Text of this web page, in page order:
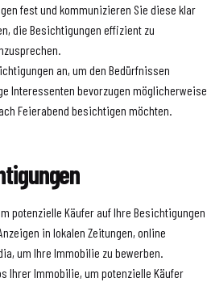
fest und kommunizieren Sie diese klar
die Besichtigungen effizient zu
an, um den Bedürfnissen
Interessenten bevorzugen möglicherweise
Feierabend besichtigen möchten.
potenzielle Käufer auf Ihre Besichtigungen
in lokalen Zeitungen, online
um Ihre Immobilie zu bewerben.
Ihrer Immobilie, um potenzielle Käufer